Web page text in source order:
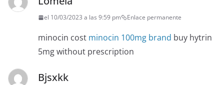
el 10/03/2023 a las 9:59 pm Enlace permanente
minocin cost minocin 100mg brand buy hytrin
5mg without prescription
Bjsxkk